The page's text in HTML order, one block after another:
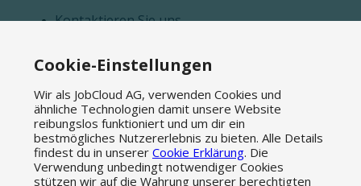
Kontaktieren Sie uns
Affiliate Programm
News
Blog
Newsletter abonnieren
Cookie-Einstellungen
Wir als JobCloud AG, verwenden Cookies und
ähnliche Technologien damit unsere Website
reibungslos funktioniert und um dir ein
bestmögliches Nutzererlebnis zu bieten. Alle Details
findest du in unserer Cookie Erklärung. Die
Verwendung unbedingt notwendiger Cookies
stützen wir auf die Wahrung unserer berechtigten